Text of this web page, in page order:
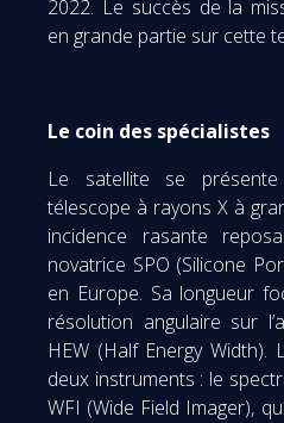
2022. Le succès de la
en grande partie sur cette
Le coin des spécialistes
Le satellite se
télescope à rayons X à
incidence rasante
novatrice SPO (Silicone
en Europe. Sa longueur
résolution angulaire sur
HEW (Half Energy
deux instruments : le
WFI (Wide Field Imager),